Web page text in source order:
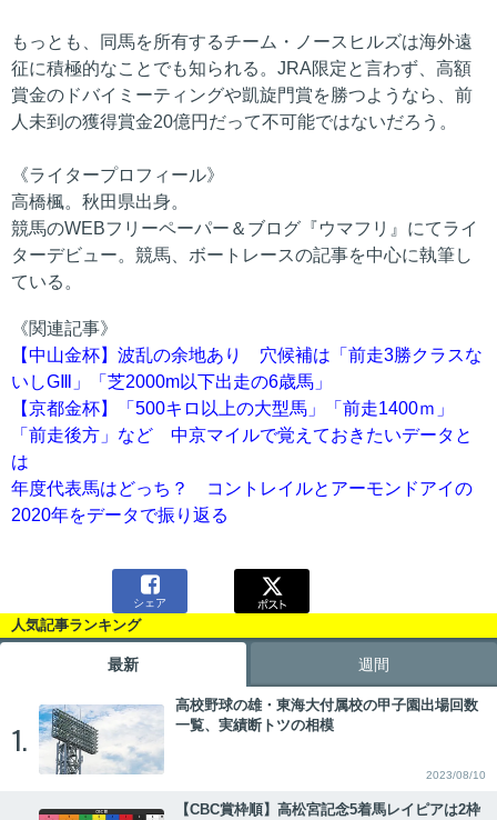
もっとも、同馬を所有するチーム・ノースヒルズは海外遠
征に積極的なことでも知られる。JRA限定と言わず、高額
賞金のドバイミーティングや凱旋門賞を勝つようなら、前
人未到の獲得賞金20億円だって不可能ではないだろう。
《ライタープロフィール》
高橋楓。秋田県出身。
競馬のWEBフリーペーパー＆ブログ『ウマフリ』にてライ
ターデビュー。競馬、ボートレースの記事を中心に執筆し
ている。
《関連記事》
【中山金杯】波乱の余地あり 穴候補は「前走3勝クラスな
いしGⅢ」「芝2000m以下出走の6歳馬」
【京都金杯】「500キロ以上の大型馬」「前走1400ｍ」
「前走後方」など 中京マイルで覚えておきたいデータと
は
年度代表馬はどっち？ コントレイルとアーモンドアイの
2020年をデータで振り返る

シェア
人気記事ランキング
最新 週間
1.
高校野球の雄・東海大付属校の甲子園出場回数
一覧、実績断トツの相模
2023/08/10
【CBC賞枠順】高松宮記念5着馬レイピアは2枠